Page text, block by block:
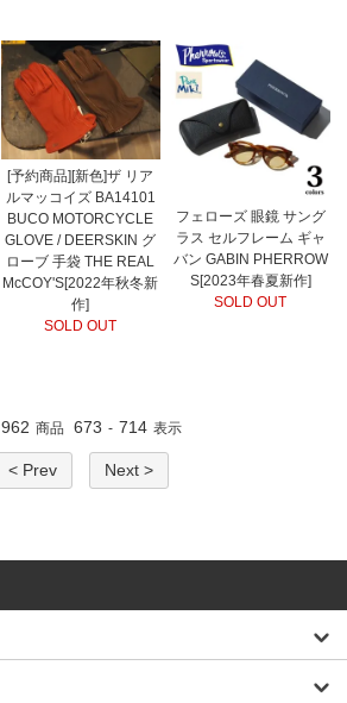
[予約商品][新色]ザ リア
ルマッコイズ BA14101
BUCO MOTORCYCLE
GLOVE / DEERSKIN グ
ローブ 手袋 THE REAL
McCOY'S[2022年秋冬新
作]
SOLD OUT
フェローズ 眼鏡 サング
ラス セルフレーム ギャ
バン GABIN PHERROW
S[2023年春夏新作]
SOLD OUT
962 商品 673 - 714 表示
< Prev Next >